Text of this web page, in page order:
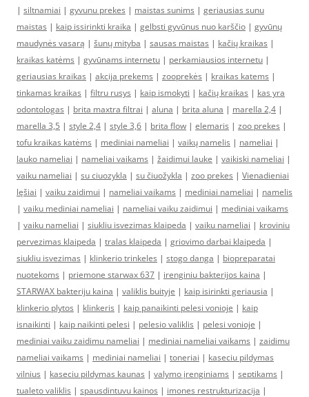
| siltnamiai | gyvunu prekes | maistas sunims | geriausias sunu
maistas | kaip issirinkti kraika | gelbsti gyvūnus nuo karščio | gyvūnų
maudynės vasarą | šunų mityba | sausas maistas | kačių kraikas |
kraikas katėms | gyvūnams internetu | perkamiausios internetu |
geriausias kraikas | akcija prekems | zooprekės | kraikas katems |
tinkamas kraikas | filtru rusys | kaip ismokyti | kačių kraikas | kas yra
odontologas | brita maxtra filtrai | aluna | brita aluna | marella 2,4 |
marella 3,5 | style 2,4 | style 3,6 | brita flow | elemaris | zoo prekes |
tofu kraikas katėms | mediniai nameliai | vaikų namelis | nameliai |
lauko nameliai | nameliai vaikams | žaidimui lauke | vaikiski nameliai |
vaiku nameliai | su ciuozykla | su čiuožykla | zoo prekes | Vienadieniai
lęšiai | vaiku zaidimui | nameliai vaikams | mediniai nameliai | namelis
| vaiku mediniai nameliai | nameliai vaiku zaidimui | mediniai vaikams
| vaiku nameliai | siukliu isvezimas klaipeda | vaiku nameliai | kroviniu
pervezimas klaipeda | tralas klaipeda | griovimo darbai klaipeda |
siukliu isvezimas | klinkerio trinkeles | stogo danga | biopreparatai
nuotekoms | priemone starwax 637 | irenginiu bakterijos kaina |
STARWAX bakteriju kaina | valiklis buityje | kaip isirinkti geriausia |
klinkerio plytos | klinkeris | kaip panaikinti pelesi vonioje | kaip
isnaikinti | kaip naikinti pelesi | pelesio valiklis | pelesi vonioje |
mediniai vaiku zaidimu nameliai | mediniai nameliai vaikams | zaidimu
nameliai vaikams | mediniai nameliai | toneriai | kaseciu pildymas
vilnius | kaseciu pildymas kaunas | valymo įrenginiams | septikams |
tualeto valiklis | spausdintuvu kainos | imones restrukturizacija |